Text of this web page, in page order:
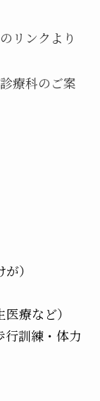
リンクより
療科のご案
）
療など）
行訓練・体力